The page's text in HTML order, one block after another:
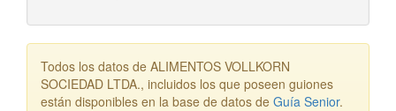
Todos los datos de ALIMENTOS VOLLKORN
SOCIEDAD LTDA., incluidos los que poseen guiones
están disponibles en la base de datos de Guía Senior.